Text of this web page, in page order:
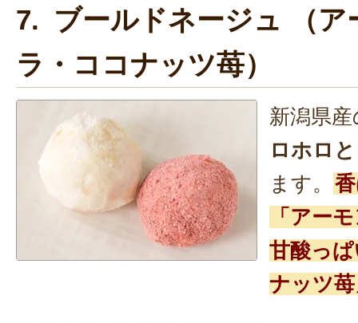
7. ブールドネージュ （ア
ラ・ココナッツ苺）
新潟県
ロホロ
ます。
「アー
甘酸っ
ナッツ